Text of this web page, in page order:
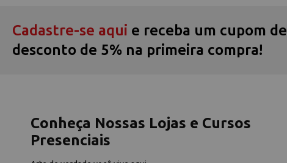
Cadastre-se aqui e receba um cupom de
desconto de 5% na primeira compra!
Conheça Nossas Lojas e Cursos
Presenciais